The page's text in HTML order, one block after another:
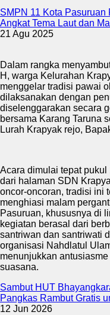
SMPN 11 Kota Pasuruan
Angkat Tema Laut dan
21 Agu 2025
Dalam rangka
H, warga Kelurahan
menggelar tradisi pawai
dilaksanakan dengan
diselenggarakan secara
bersama Karang Taruna
Lurah Krapyak rejo,
Acara dimulai tepat
dari halaman SDN
oncor-oncoran, tradisi ini
menghiasi malam
Pasuruan, khususnya di
kegiatan berasal dari
santriwan dan santriwati
organisasi Nahdlatul
menunjukkan
suasana.
Sambut HUT
Pangkas Rambut Gratis
12 Jun 2026